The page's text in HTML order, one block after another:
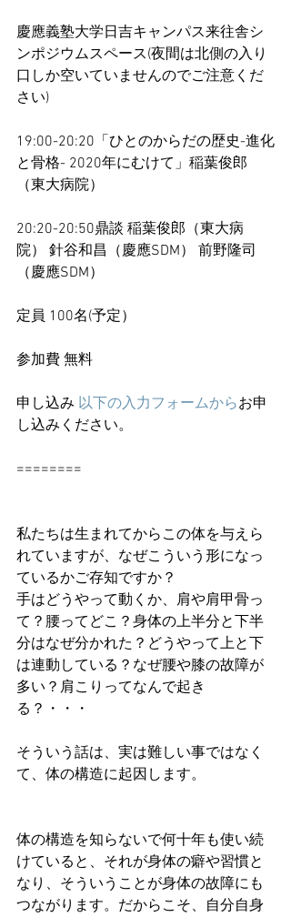
慶應義塾大学日吉キャンパス来往舎シ
ンポジウムスペース(夜間は北側の入り
口しか空いていませんのでご注意くだ
さい)
19:00-20:20「ひとのからだの歴史-進化
と骨格- 2020年にむけて」稲葉俊郎
（東大病院）
20:20-20:50鼎談 稲葉俊郎（東大病
院） 針谷和昌（慶應SDM） 前野隆司
（慶應SDM）
定員 100名(予定）
参加費 無料
申し込み 以下の入力フォームからお申
し込みください。
========
私たちは生まれてからこの体を与えら
れていますが、なぜこういう形になっ
ているかご存知ですか？
手はどうやって動くか、肩や肩甲骨っ
て？腰ってどこ？身体の上半分と下半
分はなぜ分かれた？どうやって上と下
は連動している？なぜ腰や膝の故障が
多い？肩こりってなんで起き
る？・・・
そういう話は、実は難しい事ではなく
て、体の構造に起因します。
体の構造を知らないで何十年も使い続
けていると、それが身体の癖や習慣と
なり、そういうことが身体の故障にも
つながります。だからこそ、自分自身